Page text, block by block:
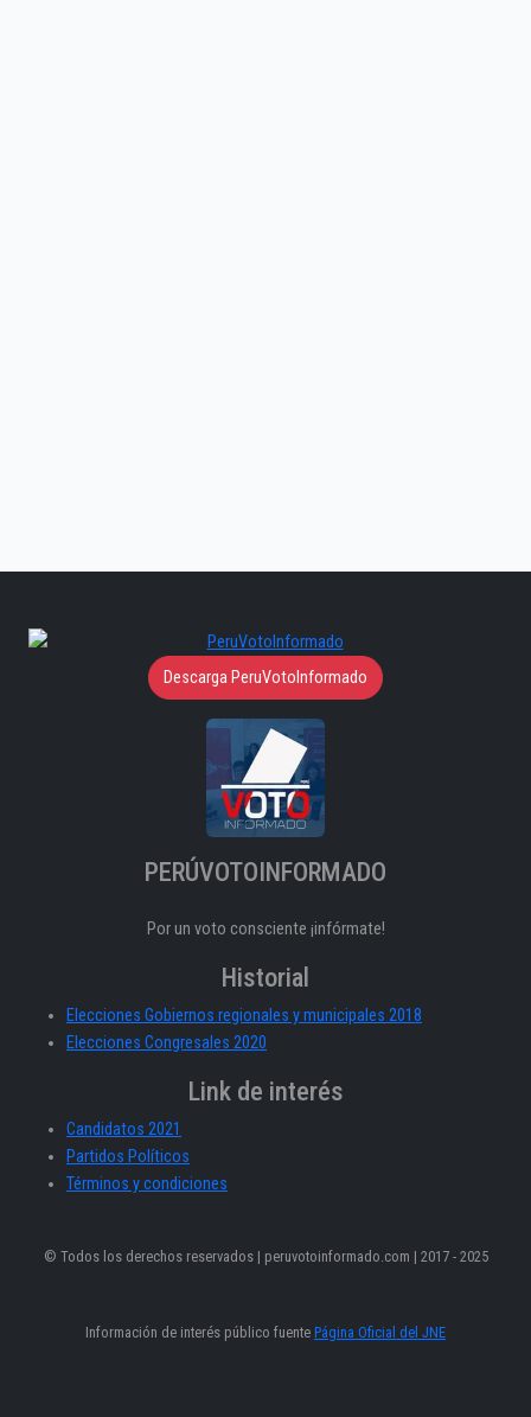
Descarga PeruVotoInformado
PERÚVOTOINFORMADO
Por un voto consciente ¡infórmate!
Historial
Elecciones Gobiernos regionales y municipales 2018
Elecciones Congresales 2020
Link de interés
Candidatos 2021
Partidos Políticos
Términos y condiciones
© Todos los derechos reservados | peruvotoinformado.com | 2017 - 2025
Información de interés público fuente Página Oficial del JNE